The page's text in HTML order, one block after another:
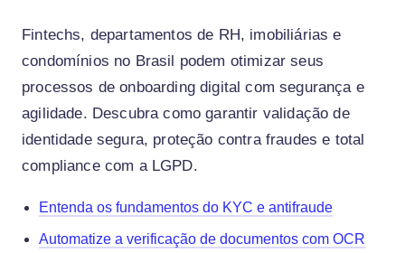
Fintechs, departamentos de RH, imobiliárias e
condomínios no Brasil podem otimizar seus
processos de onboarding digital com segurança e
agilidade. Descubra como garantir validação de
identidade segura, proteção contra fraudes e total
compliance com a LGPD.
Entenda os fundamentos do KYC e antifraude
Automatize a verificação de documentos com OCR